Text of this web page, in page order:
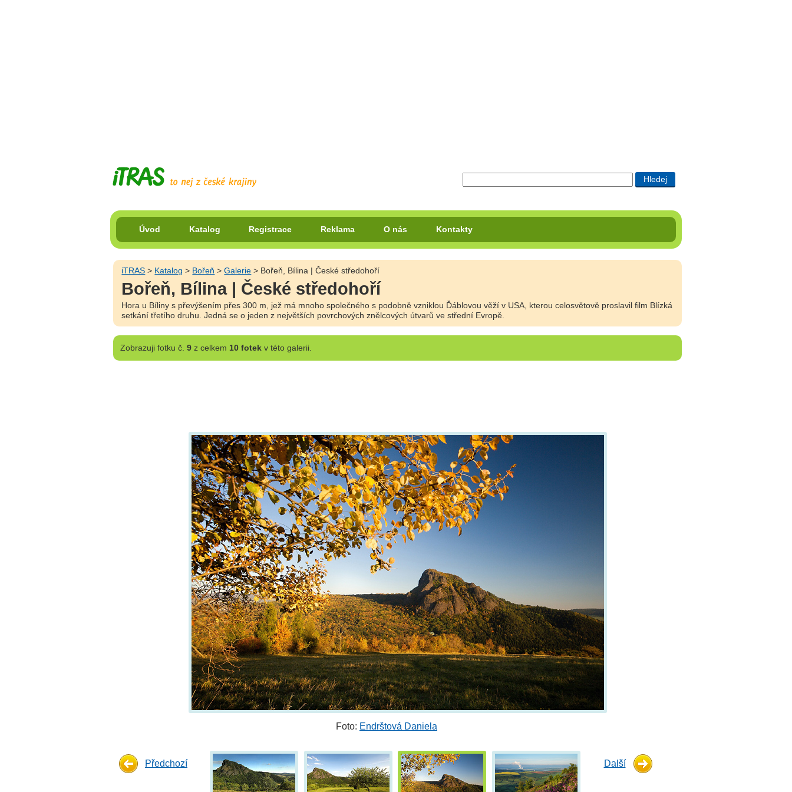
Úvod Katalog Registrace Reklama O nás Kontakty
iTRAS > Katalog > Bořeň >Galerie > Bořeň, Bílina | České středohoří
Bořeň, Bílina | České středohoří
Hora u Bíliny s převýšením přes 300 m, jež má mnoho společného s podobně vzniklou Ďáblovou věží v USA, kterou celosvětově proslavil film Blízká
setkání třetího druhu. Jedná se o jeden z největších povrchových znělcových útvarů ve střední Evropě.
Zobrazujifotku č. 9z celkem 10 fotekv této galerii.
Foto: Endrštová Daniela
Předchozí Další